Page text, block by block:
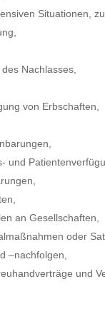
Situationen,
Nachlasses,
von Erbschaften,
und
an Gesellschaften,
oder
–nachfolgen,
und